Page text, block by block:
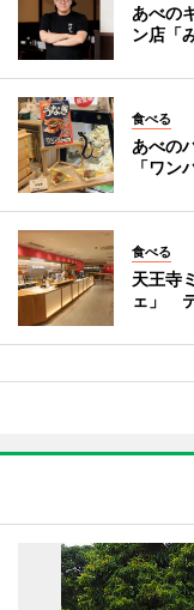
あべの
ン店「
食べる
あべの
「ワン
食べる
天王寺
ェ」